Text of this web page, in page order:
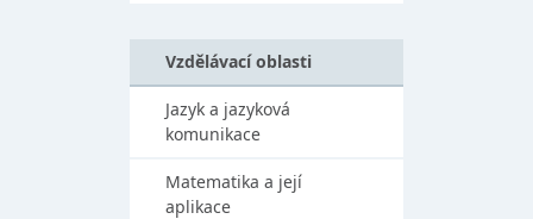
Vzdělávací oblasti
Jazyk a jazyková
komunikace
Matematika a její
aplikace